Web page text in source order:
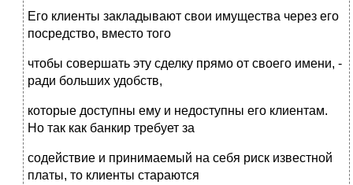
Его клиенты закладывают свои имущества через его
посредство, вместо того
чтобы совершать эту сделку прямо от своего имени, -
ради больших удобств,
которые доступны ему и недоступны его клиентам.
Но так как банкир требует за
содействие и принимаемый на себя риск известной
платы, то клиенты стараются